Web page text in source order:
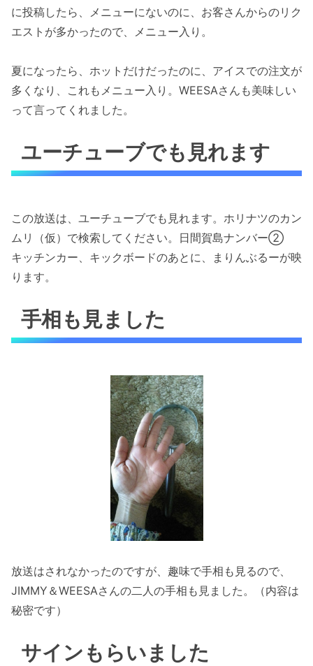
に投稿したら、メニューにないのに、お客さんからのリク
エストが多かったので、メニュー入り。
夏になったら、ホットだけだったのに、アイスでの注文が
多くなり、これもメニュー入り。WEESAさんも美味しい
って言ってくれました。
ユーチューブでも見れます
この放送は、ユーチューブでも見れます。ホリナツのカン
ムリ（仮）で検索してください。日間賀島ナンバー②
キッチンカー、キックボードのあとに、まりんぶるーが映
ります。
手相も見ました
放送はされなかったのですが、趣味で手相も見るので、
JIMMY＆WEESAさんの二人の手相も見ました。（内容は
秘密です）
サインもらいました